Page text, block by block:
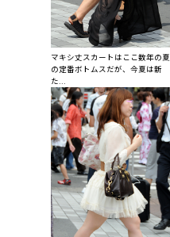
マキシ丈スカートはここ数年の夏
の定番ボトムスだが、今夏は新
た...